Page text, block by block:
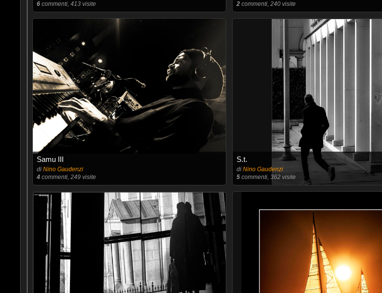
6commenti, 413 visite
2commenti, 240 visite
Samu III
di Nino Gaudenzi
4commenti, 249 visite
S.t.
di Nino Gaudenzi
5commenti, 362 visite